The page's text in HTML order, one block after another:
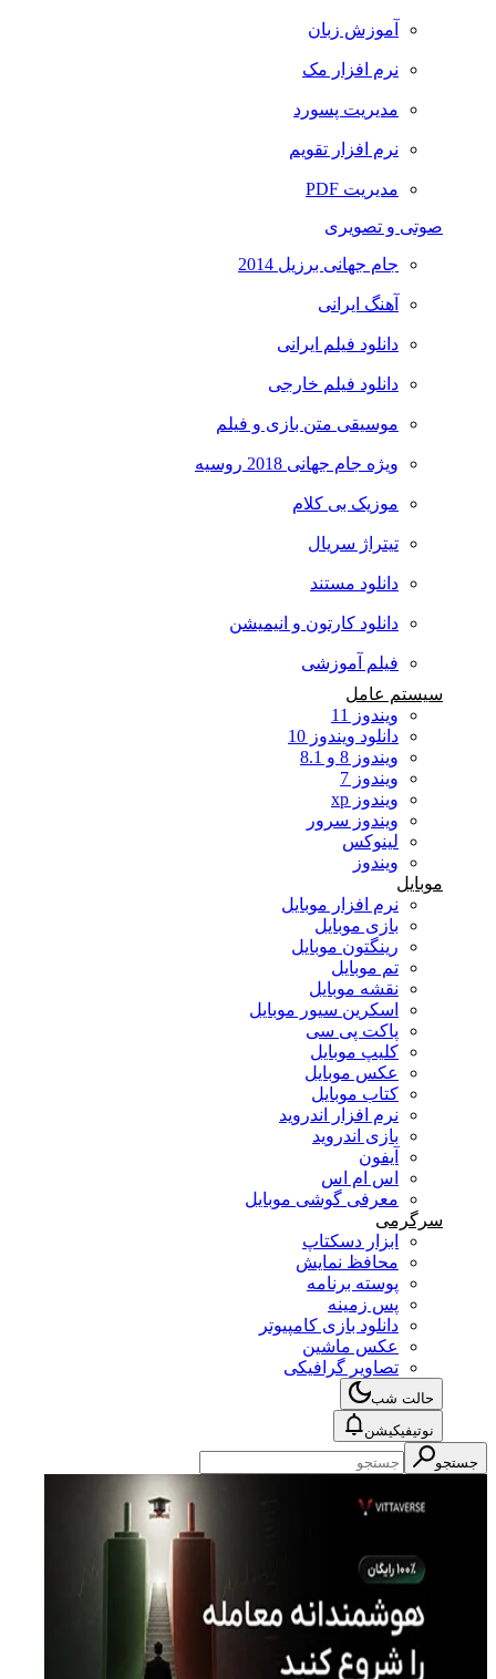
آموزش زبان
نرم افزار مک
مدیریت پسورد
نرم افزار تقویم
مدیریت PDF
صوتی و تصویری
جام جهانی برزیل 2014
آهنگ ایرانی
دانلود فیلم ایرانی
دانلود فیلم خارجی
موسیقی متن بازی و فیلم
ویژه جام جهانی 2018 روسیه
موزیک بی کلام
تیتراژ سریال
دانلود مستند
دانلود کارتون و انیمیشن
فیلم آموزشی
سیستم عامل
ویندوز 11
دانلود ویندوز 10
ویندوز 8 و 8.1
ویندوز 7
ویندوز xp
ویندوز سرور
لینوکس
ویندوز
موبایل
نرم افزار موبایل
بازی موبایل
رینگتون موبایل
تم موبایل
نقشه موبایل
اسکرین سیور موبایل
پاکت پی سی
کلیپ موبایل
عکس موبایل
کتاب موبایل
نرم افزار اندروید
بازی اندروید
آیفون
اس ام اس
معرفی گوشی موبایل
سرگرمی
ابزار دسکتاپ
محافظ نمایش
پوسته برنامه
پس زمینه
دانلود بازی کامپیوتر
عکس ماشین
تصاویر گرافیکی
حالت شب
نوتیفیکیشن
جستجو